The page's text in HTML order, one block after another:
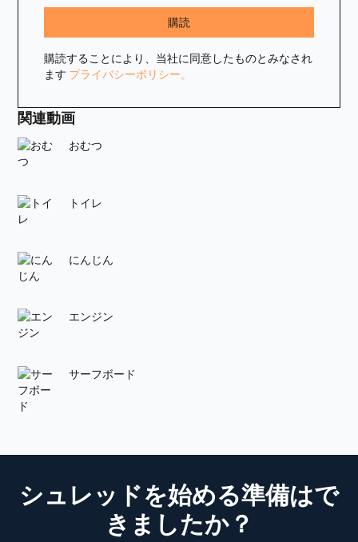
購読することにより、当社に同意したものとみなされ
ます プライバシーポリシー。
関連動画
おむつ
トイレ
にんじん
エンジン
サーフボード
シュレッドを始める準備はで
きましたか？